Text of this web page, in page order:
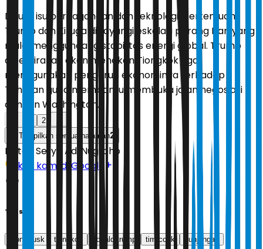
Di luar isu perdagangan dan teknologi, pertemuan
Trump dan Xi juga dibayangi eskalasi perang Iran yang
mulai mengguncang stabilitas energi global. Trump
diperkirakan akan menekan Tiongkok agar
menggunakan pengaruh ekonominya terhadap
Teheran guna membantu membuka jalan negosiasi
dengan Washington.
2
Tampilkan semua halaman2
Editor: Setyo Adi Nugroho
Ikuti kami di Google
Tags
elon musk tiongkok donald trump tim cook kunjungan